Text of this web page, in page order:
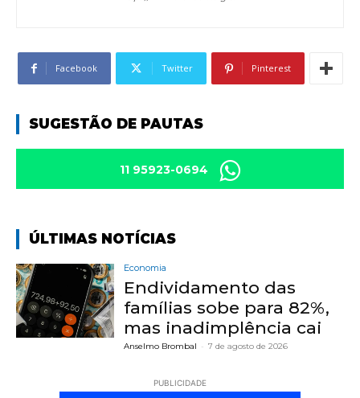
Facebook Twitter Pinterest
SUGESTÃO DE PAUTAS
11 95923-0694
ÚLTIMAS NOTÍCIAS
Economia
Endividamento das
famílias sobe para 82%,
mas inadimplência cai
Anselmo Brombal - 7 de agosto de 2026
PUBLICIDADE